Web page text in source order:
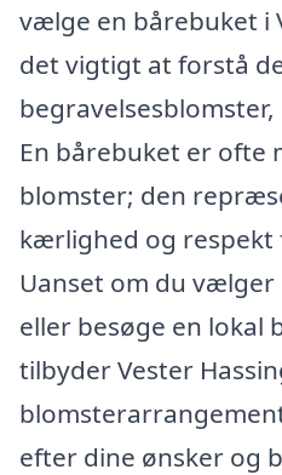
vælge en bårebuket i
det vigtigt at forstå
En bårebuket er ofte
blomster; den
kærlighed og respekt
Uanset om du
eller besøge en lokal
tilbyder Vester
efter dine ønsker og